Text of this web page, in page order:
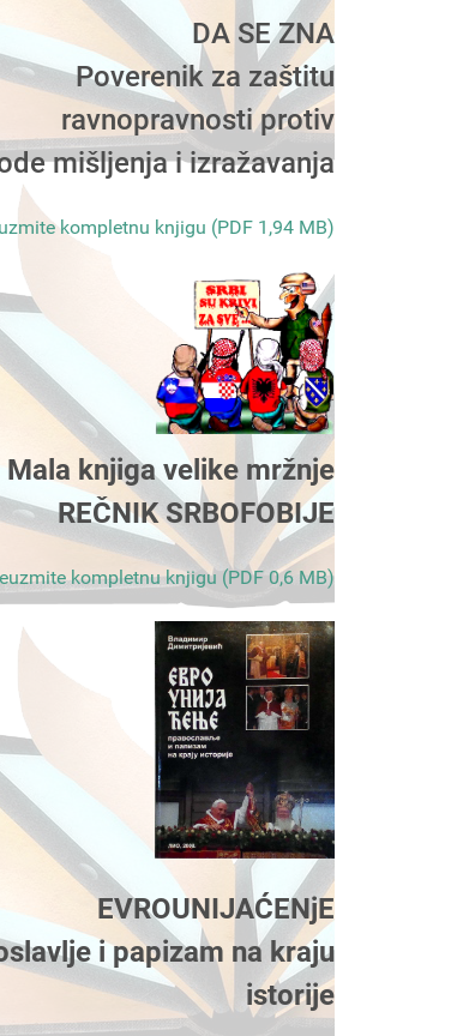
DA SE ZNA
Poverenik za zaštitu
ravnopravnosti protiv
mišljenja i izražavanja
kompletnu knjigu (PDF 1,94 MB)
Mala knjiga velike mržnje
REČNIK SRBOFOBIJE
kompletnu knjigu (PDF 0,6 MB)
EVROUNIJAĆENjE
i papizam na kraju
istorije